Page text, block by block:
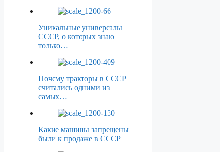
Уникальные универсалы
СССР, о которых знаю
только…
Почему тракторы в СССР
считались одними из
самых…
Какие машины запрещены
были к продаже в СССР